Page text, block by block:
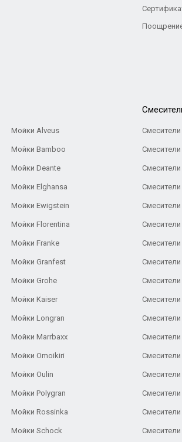
Мойки Alveus
Мойки Bamboo
Мойки Deante
Мойки Elghansa
Мойки Ewigstein
Мойки Florentina
Мойки Franke
Мойки Granfest
Мойки Grohe
Мойки Kaiser
Мойки Longran
Мойки Marrbaxx
Мойки Omoikiri
Мойки Oulin
Мойки Polygran
Мойки Rossinka
Мойки Schock
Смесители
Смесители
Смесители
Смесители
Смесители
Смесители
Смесители
Смесители
Смесители
Смесители